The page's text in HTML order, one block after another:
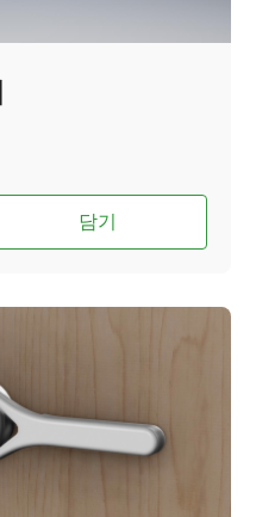
담기